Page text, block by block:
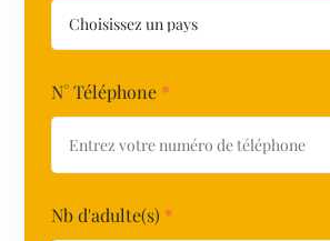
N° Téléphone *
Nb d'adulte(s) *